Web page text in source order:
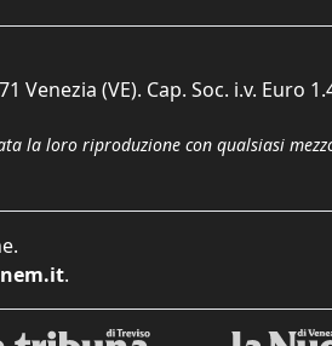
(VE). Cap. Soc. i.v. Euro
la loro riproduzione con qualsiasi
.